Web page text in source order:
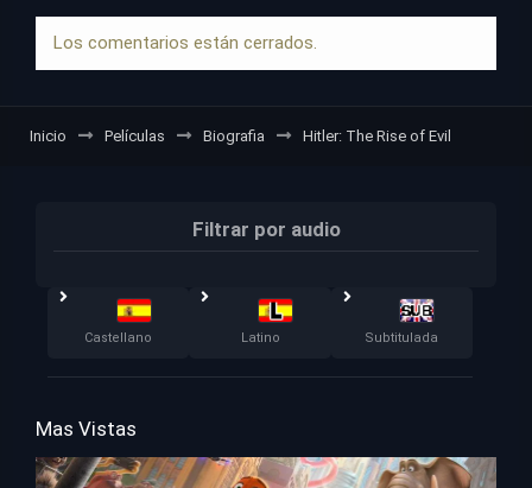
Los comentarios están cerrados.
Inicio Películas Biografia Hitler: The Rise of Evil
Filtrar por audio
Castellano Latino Subtitulada
Mas Vistas